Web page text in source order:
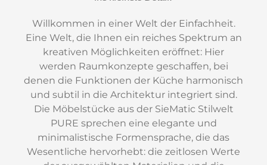
Willkommen in einer Welt der Einfachheit.
Eine Welt, die Ihnen ein reiches Spektrum an
kreativen Möglichkeiten eröffnet: Hier
werden Raumkonzepte geschaffen, bei
denen die Funktionen der Küche harmonisch
und subtil in die Architektur integriert sind.
Die Möbelstücke aus der SieMatic Stilwelt
PURE sprechen eine elegante und
minimalistische Formensprache, die das
Wesentliche hervorhebt: die zeitlosen Werte